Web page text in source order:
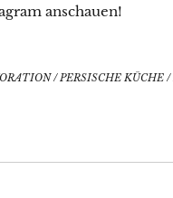
anschauen!
/PERSISCHE KÜCHE /